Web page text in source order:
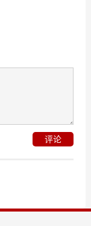
评论